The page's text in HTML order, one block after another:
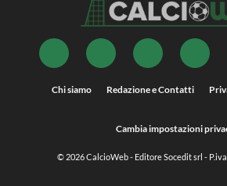
Chi siamo Redazione e Contatti
Cambia impostazioni
© 2026CalcioWeb- Editore Socedit srl -